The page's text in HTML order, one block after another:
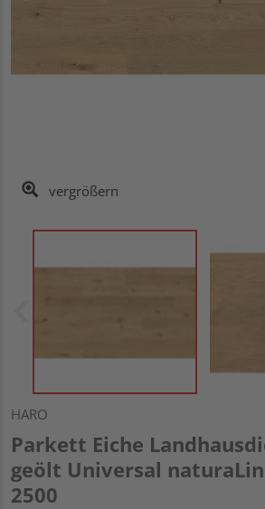
vergrößern
HARO
Parkett Eiche
geölt Universal
2500